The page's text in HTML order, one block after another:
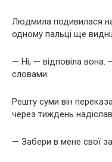
Людмила подивилася
одному пальці ще
— Ні, — відповіла
словами.
Решту суми він
через тиждень
— Забери в мене свої